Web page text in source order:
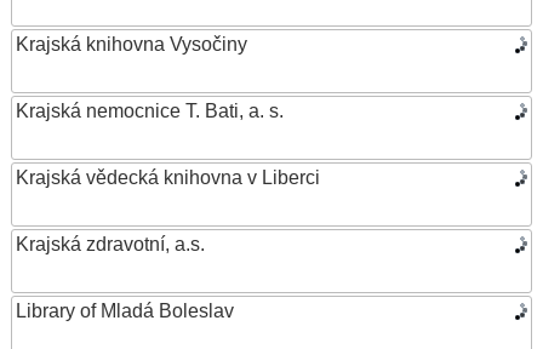
Krajská knihovna Vysočiny
Krajská nemocnice T. Bati, a. s.
Krajská vědecká knihovna v Liberci
Krajská zdravotní, a.s.
Library of Mladá Boleslav